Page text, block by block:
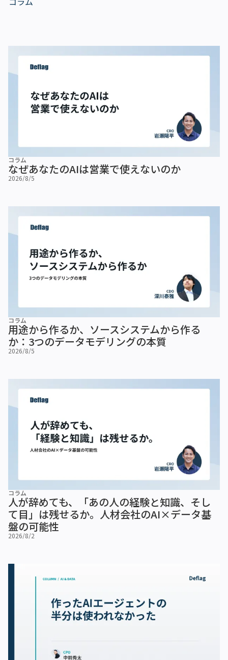
コラム
なぜあなたのAIは営業で使えないのか
2026/8/5
コラム
用途から作るか、ソースシステムから作る
か：3つのデータモデリングの本質
2026/8/5
コラム
人が辞めても、「あの人の経験と知識、そし
て目」は残せるか。人材会社のAI×データ基
盤の可能性
2026/8/2